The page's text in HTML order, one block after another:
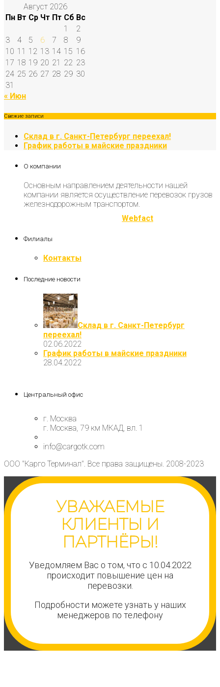
Август 2026
Пн Вт Ср Чт Пт Сб Вс
1
2
3
4 5 6 7 8
9
10 11 12 13 14 15 16
17 18 19 20 21 22 23
24 25 26 27 28 29 30
31
« Июн
Свежие записи
Склад в г. Санкт-Петербург переехал!
График работы в майские праздники
О компании
Основным направлением деятельности нашей
компании является осуществление перевозок грузов
железнодорожным транспортом.
Webfact
Филиалы
Контакты
Последние новости
Склад в г. Санкт-Петербург
переехал!
02.06.2022
График работы в майские праздники
28.04.2022
Центральный офис
г. Москва
г. Москва, 79 км МКАД, вл. 1
info@cargotk.com
ООО "Карго Терминал". Все права защищены. 2008-2023
УВАЖАЕМЫЕ
КЛИЕНТЫ И
ПАРТНЁРЫ!
Уведомляем Вас о том, что с 10.04.2022
происходит повышение цен на
перевозки.
Подробности можете узнать у наших
менеджеров по телефону